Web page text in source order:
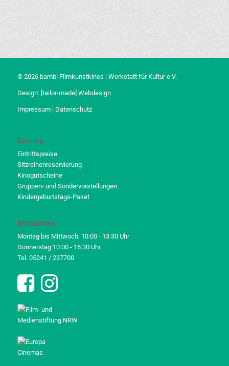
© 2026 bambi Filmkunstkinos | Werkstatt für Kultur e.V.
Design: [tailor-made] Webdesign
Impressum| Datenschutz
Service
Eintrittspreise
Sitzreihenreservierung
Kinogutscheine
Gruppen- und Sondervorstellungen
Kindergeburtstags-Paket
Bürozeiten
Montag bis Mittwoch: 10:00 - 13:30 Uhr
Donnerstag 10:00 - 16:30 Uhr
Tel. 05241 / 237700